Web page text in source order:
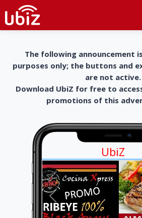
The following announcement
purposes only; the buttons and
are not active.
Download UbiZ for free to
promotions of this
UbiZ